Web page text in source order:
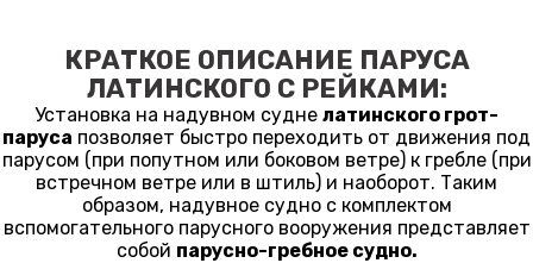
КРАТКОЕ ОПИСАНИЕ ПАРУСА
ЛАТИНСКОГО С РЕЙКАМИ:
Установка на надувном судне латинского грот-
паруса позволяет быстро переходить от движения под
парусом (при попутном или боковом ветре) к гребле (при
встречном ветре или в штиль) и наоборот. Таким
образом, надувное судно с комплектом
вспомогательного парусного вооружения представляет
собой парусно-гребное судно.